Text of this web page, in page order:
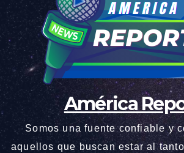
América
Somos una fuente confiable y
aquellos que buscan estar al